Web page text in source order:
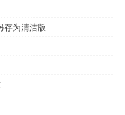
存为清洁版